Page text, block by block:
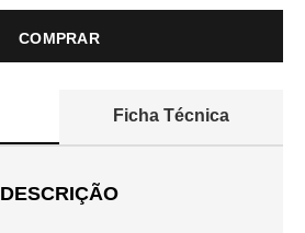
COMPRAR
Ficha Técnica
DESCRIÇÃO